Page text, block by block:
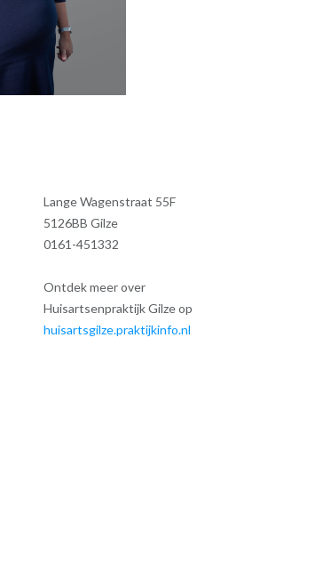
Lange Wagenstraat 55F
5126BB Gilze
0161-451332
Ontdek meer over
Huisartsenpraktijk Gilze op
huisartsgilze.praktijkinfo.nl